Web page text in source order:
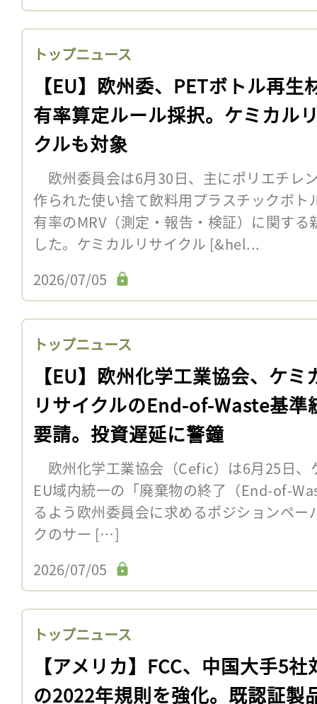
トップニュース
【EU】欧州委、PETボトル再生
有率算定ルール採択。ケミカル
クルも対象
欧州委員会は6月30日、主にポリエチレ
作られた使い捨て飲料用プラスチックボト
有率のMRV（測定・報告・検証）に関す
した。ケミカルリサイクル [&hel...
2026/07/05
トップニュース
【EU】欧州化学工業協会、ケミ
リサイクルのEnd-of-Waste基準
要請。投資遅延に警鐘
欧州化学工業協会（Cefic）は6月25日、
EU域内統一の「廃棄物の終了（End-of-
るよう欧州委員会に求めるポジションペ
クのサー […]
2026/07/05
トップニュース
【アメリカ】FCC、中国大手5社
の2022年規則を強化。既認証製